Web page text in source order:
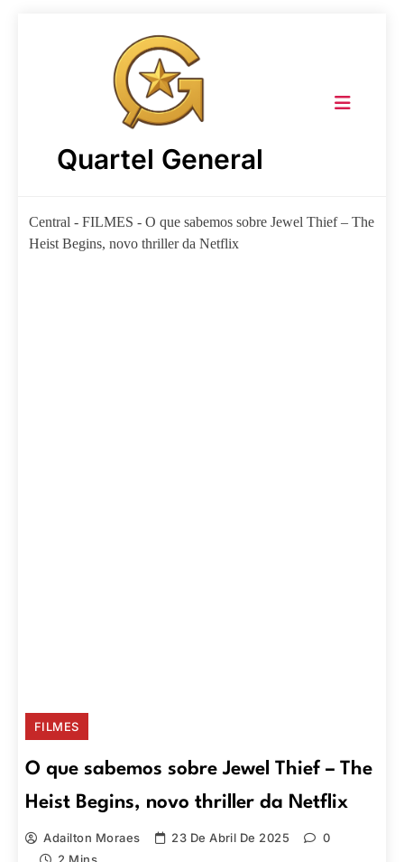
Quartel General
Central - FILMES - O que sabemos sobre Jewel Thief – The
Heist Begins, novo thriller da Netflix
FILMES
O que sabemos sobre Jewel Thief – The
Heist Begins, novo thriller da Netflix
Adailton Moraes 23 De Abril De 2025
0